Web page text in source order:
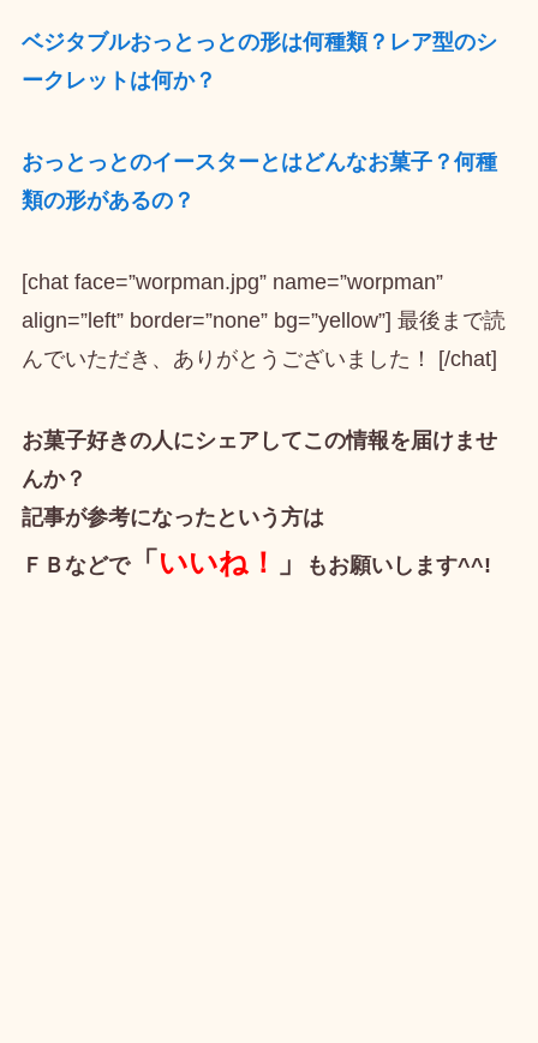
ベジタブルおっとっとの形は何種類？レア型のシ
ークレットは何か？
おっとっとのイースターとはどんなお菓子？何種
類の形があるの？
[chat face=”worpman.jpg” name=”worpman”
align=”left” border=”none” bg=”yellow”] 最後まで読
んでいただき、ありがとうございました！ [/chat]
お菓子好きの人にシェアしてこの情報を届けませ
んか？
記事が参考になったという方は
ＦＢなどで「いいね！ 」 もお願いします^^!